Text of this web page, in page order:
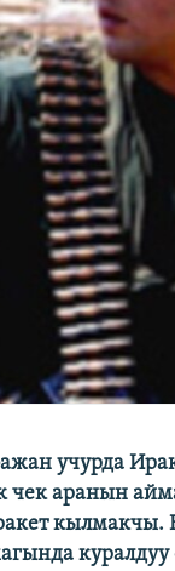
учурда
чек аранын
куралдуу